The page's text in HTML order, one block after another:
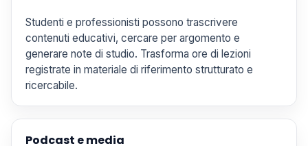
Studenti e professionisti possono trascrivere
contenuti educativi, cercare per argomento e
generare note di studio. Trasforma ore di lezioni
registrate in materiale di riferimento strutturato e
ricercabile.
Podcast e media